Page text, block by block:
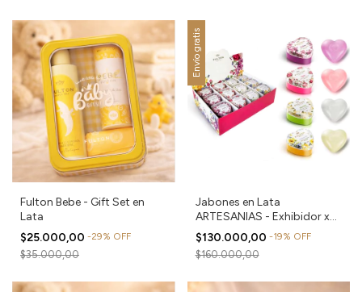
Fulton Bebe - Gift Set en
Lata
$25.000,00 -29% OFF
$35.000,00
Envío gratis
Jabones en Lata
ARTESANIAS - Exhibidor x
24 unidades
$130.000,00 -19% OFF
$160.000,00